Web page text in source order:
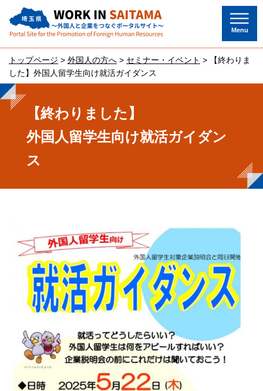
埼玉県～外国人と企業をつなぐポー
タルサイト～
Menu
トップページ > 外国人の方へ > セミナー・イベント > 【終わりま
した】外国人留学生向け就活ガイダンス
【終わりました】
外国人留学生向け就活ガイダン
ス